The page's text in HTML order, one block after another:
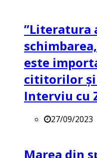
”Literatura
este
cititorilor și
Interviu cu
27/09/2023
Marea din